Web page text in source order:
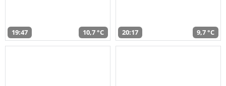
19:47 10,7 °C 20:17 9,7 °C